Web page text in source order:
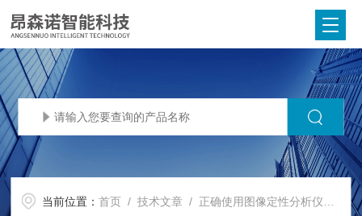
当前位置：首页 /技术文章 / 正确使用图像定性分析仪为后续研究奠定了坚实基础